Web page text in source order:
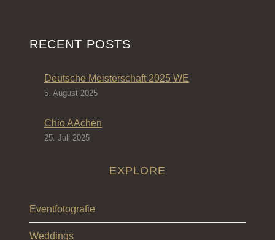
RECENT POSTS
Deutsche Meisterschaft 2025 WE
5. August 2025
Chio AAchen
25. Juli 2025
EXPLORE
Eventfotografie
Weddings